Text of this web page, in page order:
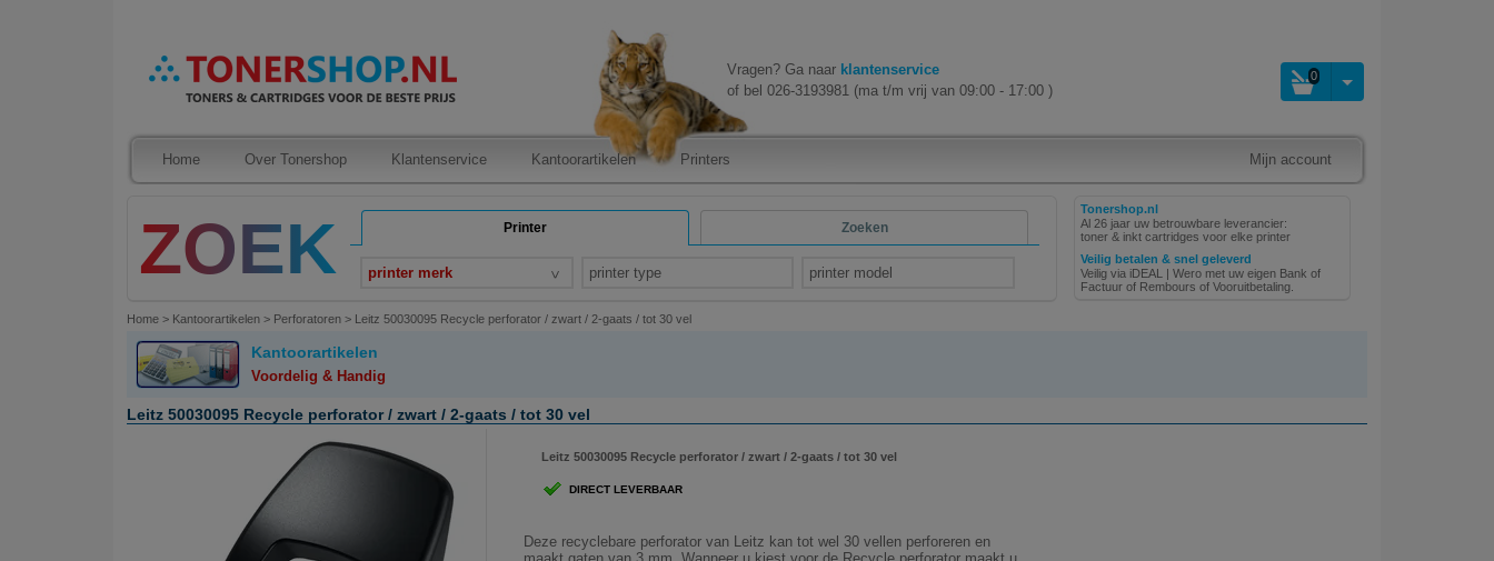
Vragen? Ga naar klantenservice
of bel 026-3193981 (ma t/m vrij van 09:00 - 17:00 )
0
Home Over Tonershop Klantenservice Kantoorartikelen Printers Mijn account
Printer Zoeken
printer merk printer type printer model
Tonershop.nl
Al 26 jaar uw betrouwbare leverancier:
toner & inkt cartridges voor elke printer
Veilig betalen & snel geleverd
Veilig via iDEAL | Wero met uw eigen Bank of
Factuur of Rembours of Vooruitbetaling.
Home > Kantoorartikelen > Perforatoren > Leitz 50030095 Recycle perforator / zwart / 2-gaats / tot 30 vel
Kantoorartikelen
Voordelig & Handig
Leitz 50030095 Recycle perforator / zwart / 2-gaats / tot 30 vel
Leitz 50030095 Recycle perforator / zwart / 2-gaats / tot 30 vel
DIRECT LEVERBAAR
Deze recyclebare perforator van Leitz kan tot wel 30 vellen perforeren en